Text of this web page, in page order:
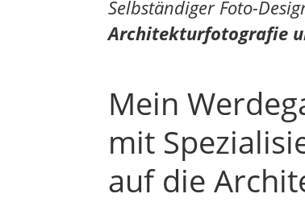
Selbständiger Foto-
Architekturfotografie
Mein
mit
auf die